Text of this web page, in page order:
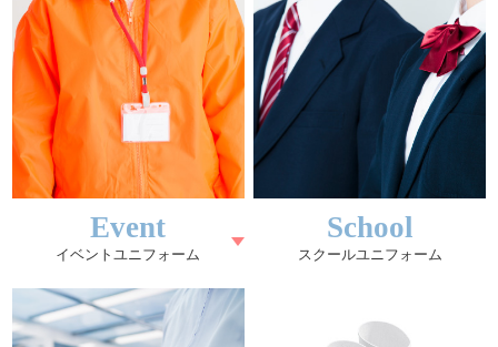
Event
イベントユニフォーム
School
スクールユニフォーム